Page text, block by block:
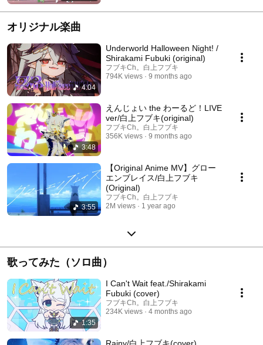
オリジナル楽曲
4:04
Underworld Halloween Night! /
Shirakami Fubuki (original)
フブキCh。白上フブキ
794K views
9 months ago
3:48
えんじょい the わーるど！LIVE
ver/白上フブキ(original)
フブキCh。白上フブキ
356K views
9 months ago
3:55
【Original Anime MV】グロー
エンブレイス/白上フブキ
(Original)
フブキCh。白上フブキ
2M views
1 year ago
歌ってみた（ソロ曲）
1:35
I Can't Wait feat./Shirakami
Fubuki (cover)
フブキCh。白上フブキ
234K views
4 months ago
Rainy/白上フブキ(cover)